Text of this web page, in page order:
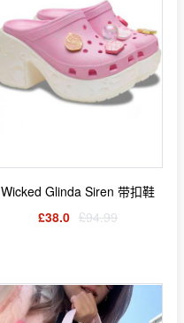
Wicked Glinda Siren 带扣鞋
£38.0 £94.99